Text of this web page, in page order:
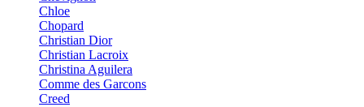
Chloe
Chopard
Christian Dior
Christian Lacroix
Christina Aguilera
Comme des Garcons
Creed